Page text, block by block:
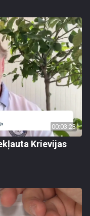
00:03:23
Krievijas